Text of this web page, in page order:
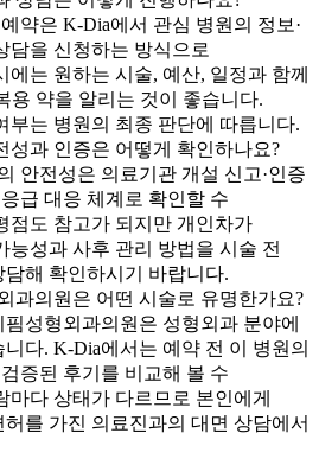
약은 K-Dia에서 관심 병원의 정보·
담을 신청하는 방식으로
에는 원하는 시술, 예산, 일정과 함께
용 약을 알리는 것이 좋습니다.
부는 병원의 최종 판단에 따릅니다.
성과 인증은 어떻게 확인하나요?
안전성은 의료기관 개설 신고·인증
급 대응 체계로 확인할 수
점도 참고가 되지만 개인차가
능성과 사후 관리 방법을 시술 전
해 확인하시기 바랍니다.
과의원은 어떤 시술로 유명한가요?
성형외과의원은 성형외과 분야에
다. K-Dia에서는 예약 전 이 병원의
증된 후기를 비교해 볼 수
마다 상태가 다르므로 본인에게
를 가진 의료진과의 대면 상담에서